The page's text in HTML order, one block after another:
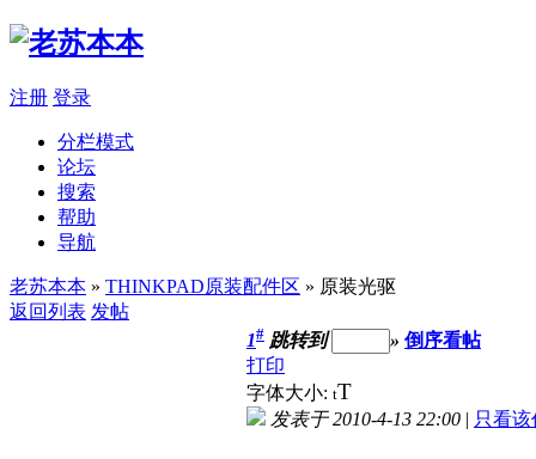
注册 登录
分栏模式
论坛
搜索
帮助
导航
老苏本本 » THINKPAD原装配件区 » 原装光驱
返回列表 发帖
1# 跳转到 » 倒序看帖
打印
字体大小: tT
发表于 2010-4-13 22:00 | 只看该